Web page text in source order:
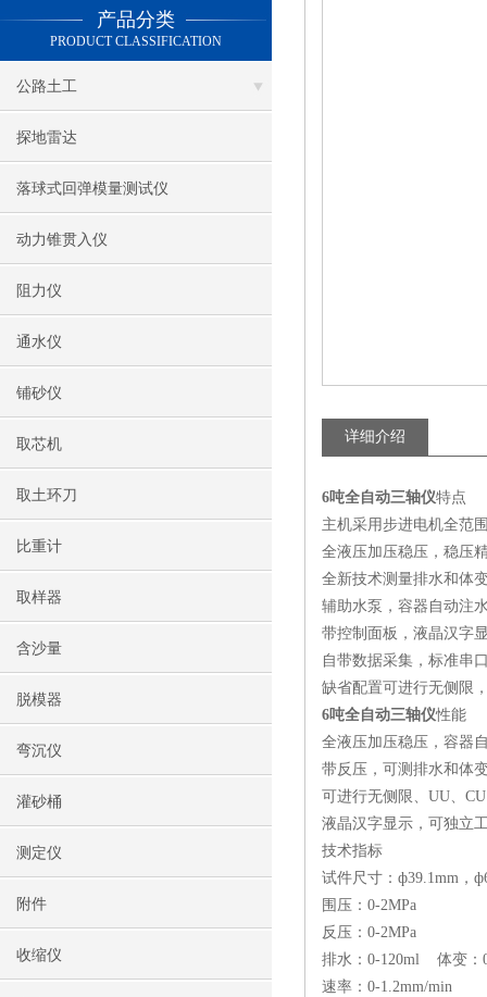
产品分类
PRODUCT CLASSIFICATION
公路土工
探地雷达
落球式回弹模量测试仪
动力锥贯入仪
阻力仪
通水仪
铺砂仪
取芯机
取土环刀
比重计
取样器
含沙量
脱模器
弯沉仪
灌砂桶
测定仪
附件
收缩仪
详细介绍
6吨全自动三轴仪特点
主机采用步进电机全范
全液压加压稳压，稳压
全新技术测量排水和体
辅助水泵，容器自动注
带控制面板，液晶汉字
自带数据采集，标准串
缺省配置可进行无侧限
6吨全自动三轴仪性能
全液压加压稳压，容器
带反压，可测排水和体
可进行无侧限、UU、
液晶汉字显示，可独立
技术指标
试件尺寸：ф39.1mm，
围压：0-2MPa
反压：0-2MPa
排水：0-120ml 体变：
速率：0-1.2mm/min